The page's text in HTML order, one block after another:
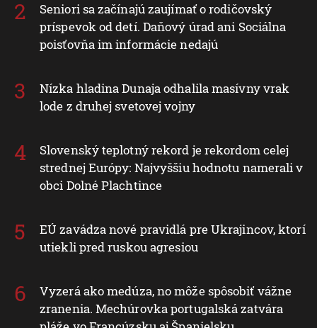
Seniori sa začínajú zaujímať o rodičovský
príspevok od detí. Daňový úrad ani Sociálna
poisťovňa im informácie nedajú
Nízka hladina Dunaja odhalila masívny vrak
lode z druhej svetovej vojny
Slovenský teplotný rekord je rekordom celej
strednej Európy: Najvyššiu hodnotu namerali v
obci Dolné Plachtince
EÚ zavádza nové pravidlá pre Ukrajincov, ktorí
utiekli pred ruskou agresiou
Vyzerá ako medúza, no môže spôsobiť vážne
zranenia. Mechúrovka portugalská zatvára